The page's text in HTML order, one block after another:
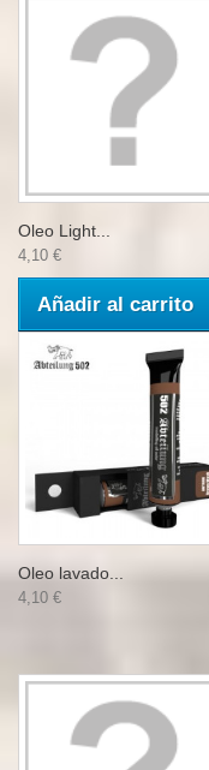
Oleo Light...
4,10 €
Añadir al carrito
Oleo lavado...
4,10 €